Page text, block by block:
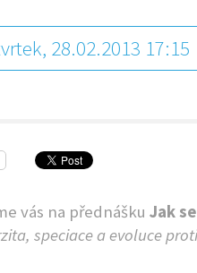
28.02.2013 17:15
vás na přednášku Jak
speciace a evoluce